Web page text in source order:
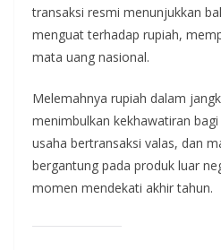
transaksi resmi menunjukkan
menguat terhadap rupiah,
mata uang nasional.
Melemahnya rupiah dalam
menimbulkan kekhawatiran
usaha bertransaksi valas, dan
bergantung pada produk luar
momen mendekati akhir tahun.